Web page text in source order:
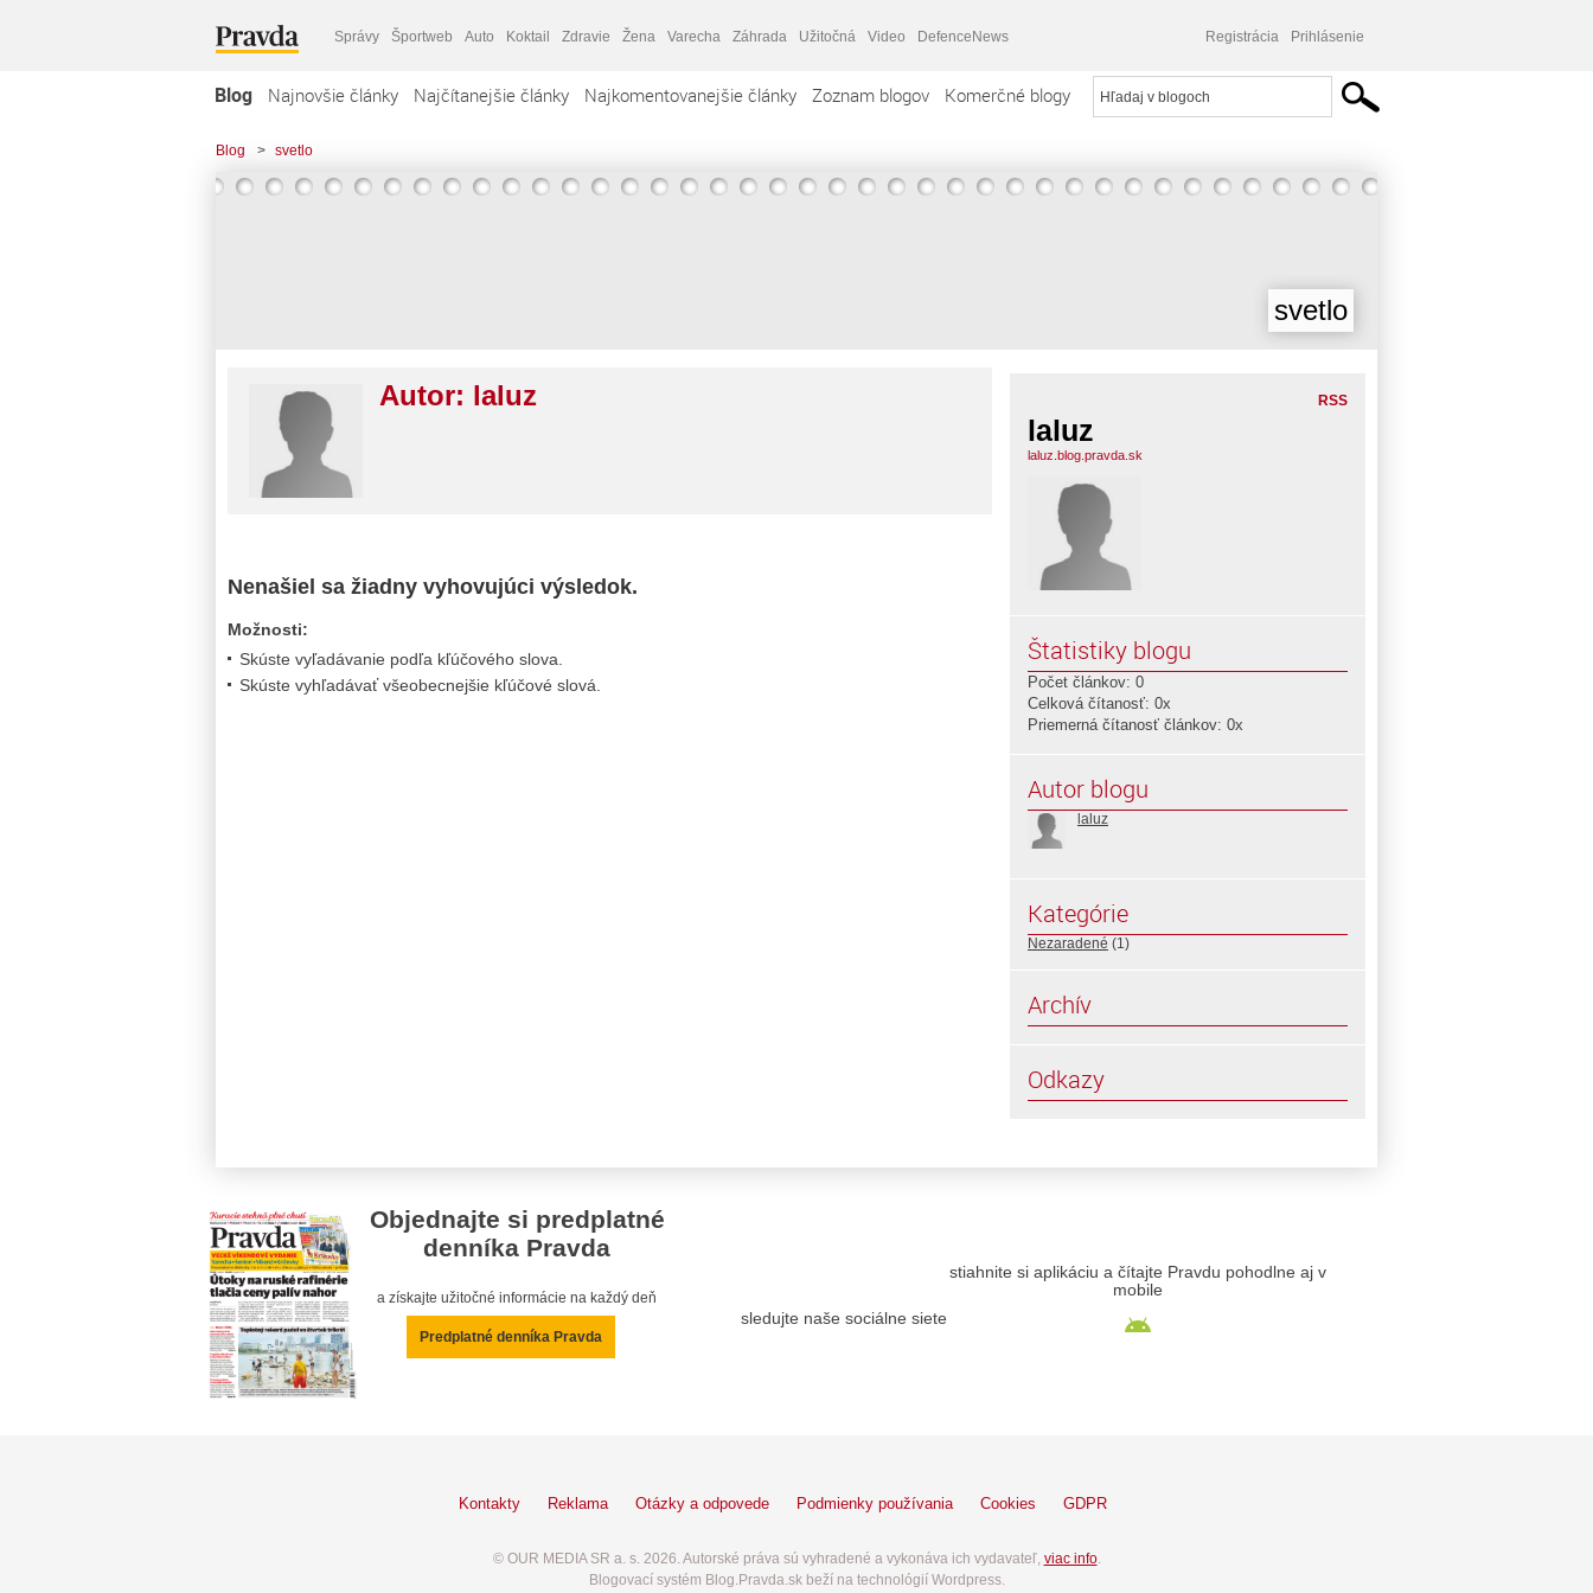
Správy Športweb Auto Koktail Zdravie Žena Varecha Záhrada Užitočná Video DefenceNews Registrácia Prihlásenie
Blog Najnovšie články Najčítanejšie články Najkomentovanejšie články Zoznam blogov Komerčné blogy
Blog > svetlo
svetlo
Autor: laluz
Nenašiel sa žiadny vyhovujúci výsledok.
Možnosti:
Skúste vyľadávanie podľa kľúčového slova.
Skúste vyhľadávať všeobecnejšie kľúčové slová.
RSS
laluz
laluz.blog.pravda.sk
Štatistiky blogu
Počet článkov: 0
Celková čítanosť: 0x
Priemerná čítanosť článkov: 0x
Autor blogu
laluz
Kategórie
Nezaradené (1)
Archív
Odkazy
Objednajte si predplatné
denníka Pravda
a získajte užitočné informácie na každý deň
Predplatné denníka Pravda
sledujte naše sociálne siete
stiahnite si aplikáciu a čítajte Pravdu pohodlne aj v
mobile
Kontakty Reklama Otázky a odpovede Podmienky používania Cookies GDPR
© OUR MEDIA SR a. s. 2026. Autorské práva sú vyhradené a vykonáva ich vydavateľ, viac info.
Blogovací systém Blog.Pravda.sk beží na technológií Wordpress.